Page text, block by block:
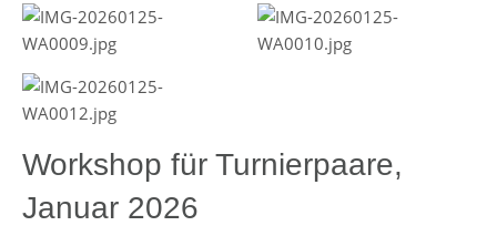
Workshop für Turnierpaare,
Januar 2026